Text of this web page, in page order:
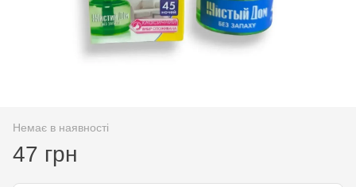
Немає в наявності
47 грн